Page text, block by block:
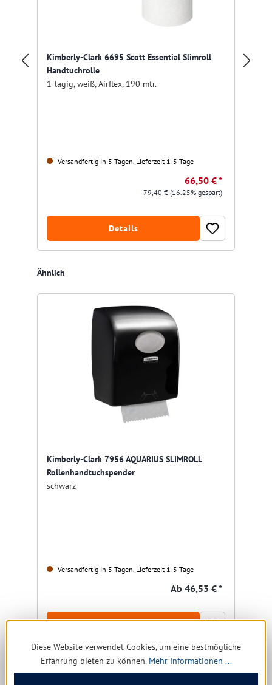
Kimberly-Clark 6695 Scott Essential Slimroll
Handtuchrolle
1-lagig, weiß, Airflex, 190 mtr.
Versandfertig in 5 Tagen, Lieferzeit 1-5 Tage
66,50 € *
79,40 €(16.25% gespart)
Details
Produktgalerie überspringen
Ähnlich
Kimberly-Clark 7956 AQUARIUS SLIMROLL
Rollenhandtuchspender
schwarz
Versandfertig in 5 Tagen, Lieferzeit 1-5 Tage
Ab 46,53 € *
Details
Diese Website verwendet Cookies, um eine bestmögliche
Erfahrung bieten zu können. Mehr Informationen ...